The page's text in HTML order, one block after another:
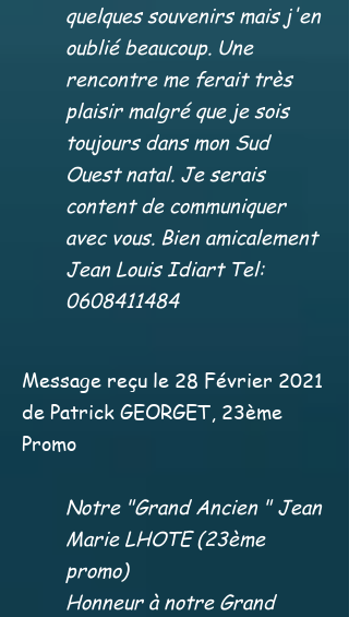
quelques souvenirs mais j'en
oublié beaucoup. Une
rencontre me ferait très
plaisir malgré que je sois
toujours dans mon Sud
Ouest natal. Je serais
content de communiquer
avec vous. Bien amicalement
Jean Louis Idiart Tel:
0608411484
Message reçu le 28 Février 2021
de Patrick GEORGET, 23ème
Promo
Notre "Grand Ancien " Jean
Marie LHOTE (23ème
promo)
Honneur à notre Grand